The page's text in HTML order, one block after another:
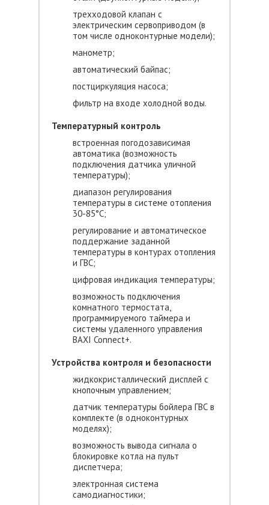
трехходовой клапан с
электрическим сервоприводом (в
том числе одноконтурные модели);
манометр;
автоматический байпас;
постциркуляция насоса;
фильтр на входе холодной воды.
Температурный контроль
встроенная погодозависимая
автоматика (возможность
подключения датчика уличной
температуры);
диапазон регулирования
температуры в системе отопления
30-85°С;
регулирование и автоматическое
поддержание заданной
температуры в контурах отопления
и ГВС;
цифровая индикация температуры;
возможность подключения
комнатного термостата,
программируемого таймера и
системы удаленного управления
BAXI Connect+.
Устройства контроля и безопасности
жидкокристаллический дисплей с
кнопочным управлением;
датчик температуры бойлера ГВС в
комплекте (в одноконтурных
моделях);
возможность вывода сигнала о
блокировке котла на пульт
диспетчера;
электронная система
самодиагностики;